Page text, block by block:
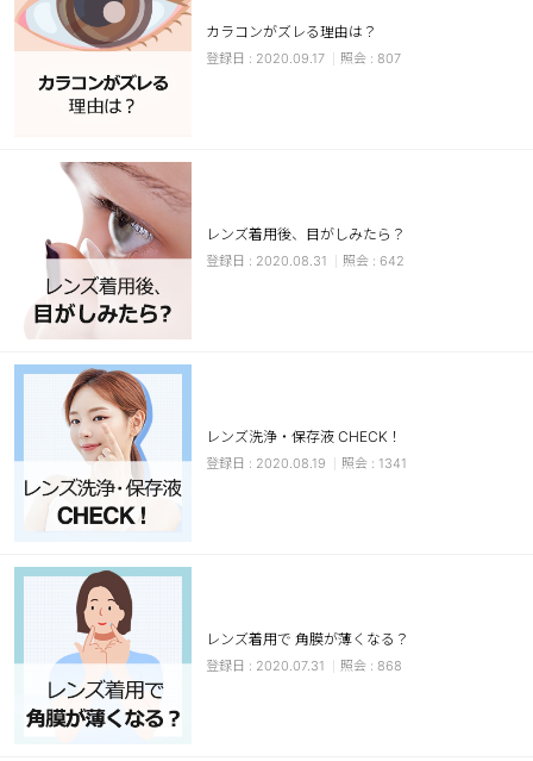
装着期間
1 Day
2 Weeks
1 Month
カラー
ブラウン
チョコ
グレー
ヘーゼル
ブルー
透明
ハロウィンカラコン
ケア用品
レビュー
EYEしてる
総合掲示板
カラコンがズレる理由は？
2020.09.17 807
レンズ着用後、目がしみたら？
2020.08.31 642
レンズ洗浄・保存液 CHECK！
2020.08.19 1341
レンズ着用で 角膜が薄くなる？
2020.07.31 868